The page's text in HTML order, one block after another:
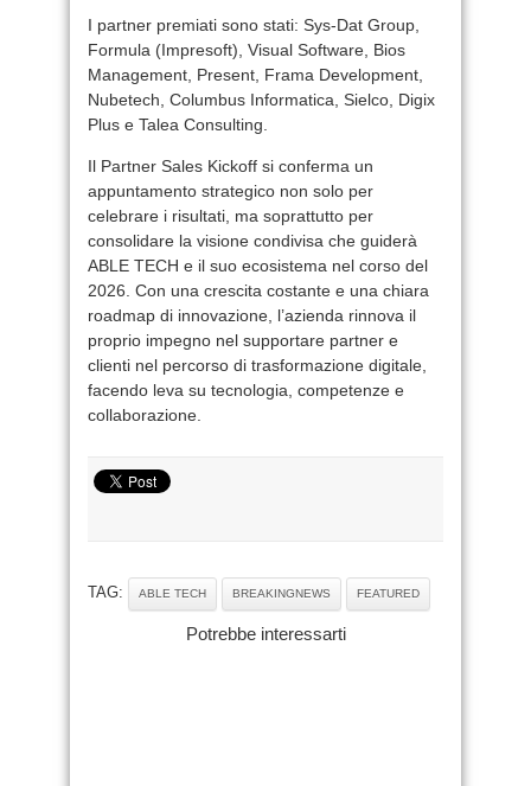
I partner premiati sono stati: Sys-Dat Group,
Formula (Impresoft), Visual Software, Bios
Management, Present, Frama Development,
Nubetech, Columbus Informatica, Sielco, Digix
Plus e Talea Consulting.
Il Partner Sales Kickoff si conferma un
appuntamento strategico non solo per
celebrare i risultati, ma soprattutto per
consolidare la visione condivisa che guiderà
ABLE TECH e il suo ecosistema nel corso del
2026. Con una crescita costante e una chiara
roadmap di innovazione, l’azienda rinnova il
proprio impegno nel supportare partner e
clienti nel percorso di trasformazione digitale,
facendo leva su tecnologia, competenze e
collaborazione.
TAG: ABLE TECH BREAKINGNEWS FEATURED
Potrebbe interessarti